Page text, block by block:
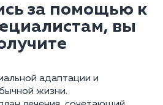
за помощью к
вы
адаптации и
жизни.